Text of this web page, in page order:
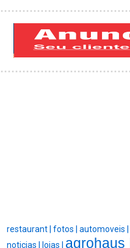
restaurant | fotos | automoveis |
noticias | lojas | agrohaus |